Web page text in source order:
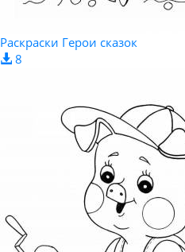
Раскраски Герои сказок
8